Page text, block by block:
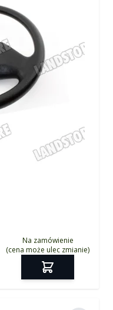
Na zamówienie
(cena może ulec zmianie)